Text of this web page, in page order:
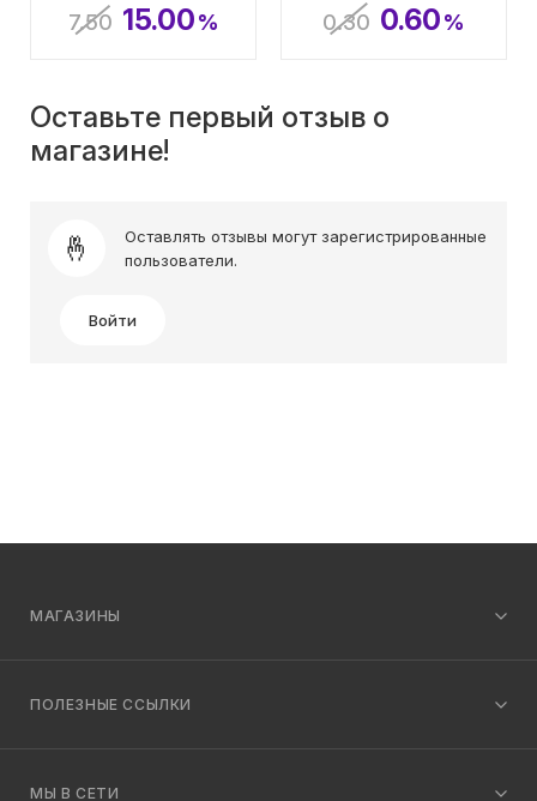
7.50 15.00% 0.30 0.60%
Оставьте первый отзыв о
магазине!
Оставлять отзывы могут зарегистрированные
пользователи.
Войти
МАГАЗИНЫ
ПОЛЕЗНЫЕ ССЫЛКИ
МЫ В СЕТИ